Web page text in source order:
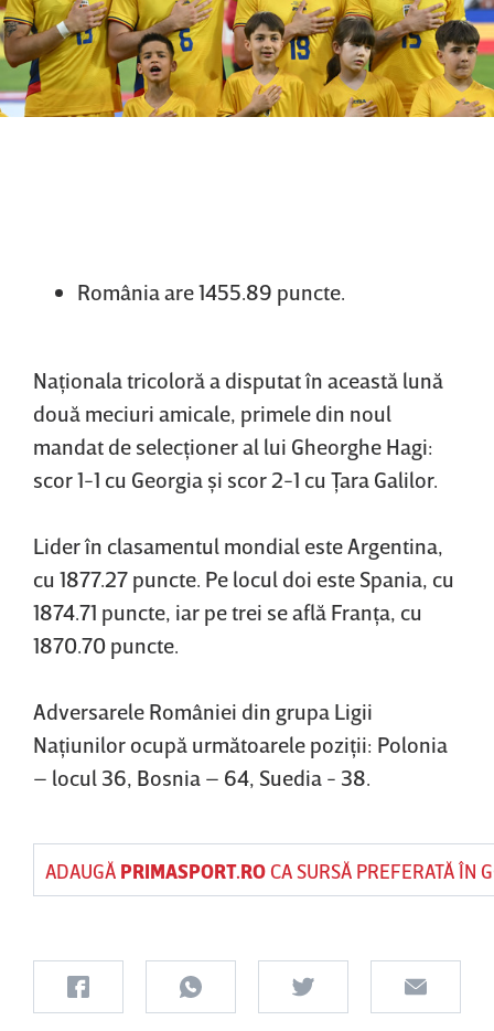
România are 1455.89 puncte.
Naţionala tricoloră a disputat în această lună
două meciuri amicale, primele din noul
mandat de selecţioner al lui Gheorghe Hagi:
scor 1-1 cu Georgia şi scor 2-1 cu Ţara Galilor.
Lider în clasamentul mondial este Argentina,
cu 1877.27 puncte. Pe locul doi este Spania, cu
1874.71 puncte, iar pe trei se află Franţa, cu
1870.70 puncte.
Adversarele României din grupa Ligii
Naţiunilor ocupă următoarele poziţii: Polonia
– locul 36, Bosnia – 64, Suedia - 38.
ADAUGĂ PRIMASPORT.ROCA SURSĂ PREFERATĂ ÎN